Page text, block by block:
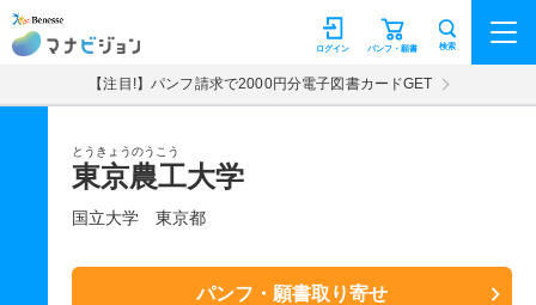
マナビジョン パンフ・願書
ログイン 検索
【注目!】パンフ請求で2000円分電子図書カードGET
とうきょうのうこう
東京農工大学
国立大学 東京都
パンフ・願書取り寄せ